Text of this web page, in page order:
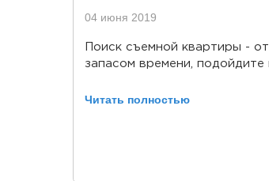
04 июня 2019
Поиск съемной квартиры -
запасом времени,
Читать полностью